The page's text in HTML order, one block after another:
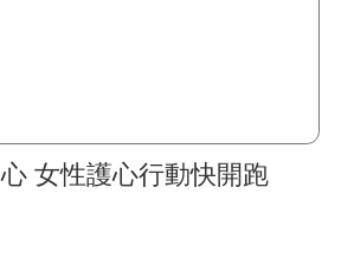
女性護心行動快開跑